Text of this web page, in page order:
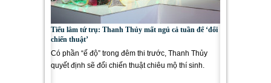
Tiếu lâm tứ trụ: Thanh Thủy mất ngủ cả tuần để ‘đổi
chiến thuật’
Có phần “ế độ” trong đêm thi trước, Thanh Thủy
quyết định sẽ đổi chiến thuật chiêu mộ thí sinh.